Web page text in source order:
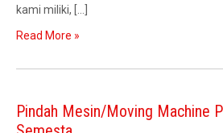
kami miliki, […]
Read More »
Pindah Mesin/Moving Machine